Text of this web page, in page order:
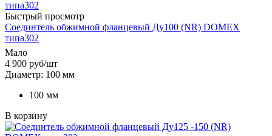
Быстрый просмотр
Соединтель обжимной фланцевый Ду100 (NR) DOMEX
типа302
Мало
4 900 руб/шт
Диаметр: 100 мм
100 мм
В корзину